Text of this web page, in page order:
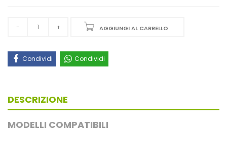
AGGIUNGI AL CARRELLO
Condividi Condividi
DESCRIZIONE
MODELLI COMPATIBILI